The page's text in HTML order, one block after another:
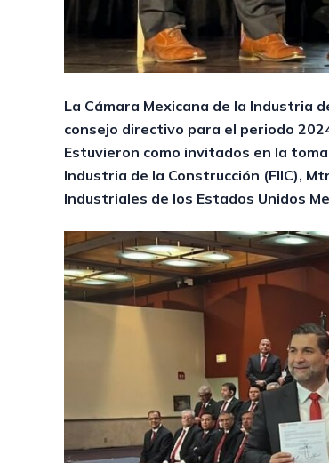
La Cámara Mexicana de la Industria
consejo directivo para el periodo
Estuvieron como invitados en la
Industria de la Construcción (FIIC),
Industriales de los Estados Unidos